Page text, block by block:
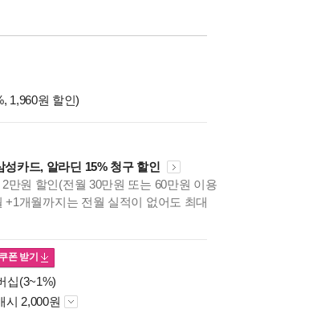
1,960원 할인)
성카드, 알라딘 15% 청구 할인
만원 할인(전월 30만원 또는 60만원 이용
+1개월까지는 전월 실적이 없어도 최대
폰 받기
십(3~1%)
시 2,000원